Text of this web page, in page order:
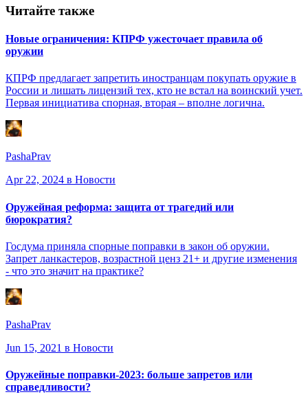
Читайте также
Новые ограничения: КПРФ ужесточает правила об
оружии
КПРФ предлагает запретить иностранцам покупать оружие в
России и лишать лицензий тех, кто не встал на воинский учет.
Первая инициатива спорная, вторая – вполне логична.
PashaPrav
Apr 22, 2024 в Новости
Оружейная реформа: защита от трагедий или
бюрократия?
Госдума приняла спорные поправки в закон об оружии.
Запрет ланкастеров, возрастной ценз 21+ и другие изменения
- что это значит на практике?
PashaPrav
Jun 15, 2021 в Новости
Оружейные поправки-2023: больше запретов или
справедливости?